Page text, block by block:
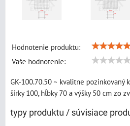
Hodnotenie produktu:
Vaše hodnotenie:
GK-100.70.50 ~ kvalitne pozinkovaný
šírky 100, hĺbky 70 a výšky 50 cm zo
typy produktu / súvisiace